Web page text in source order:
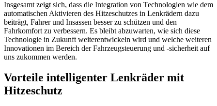
Insgesamt zeigt sich, dass die Integration von Technologien wie dem
automatischen Aktivieren des Hitzeschutzes in Lenkrädern dazu
beiträgt, Fahrer und Insassen besser zu schützen und den
Fahrkomfort zu verbessern. Es bleibt abzuwarten, wie sich diese
Technologie in Zukunft weiterentwickeln wird und welche weiteren
Innovationen im Bereich der Fahrzeugsteuerung und -sicherheit auf
uns zukommen werden.
Vorteile intelligenter Lenkräder mit
Hitzeschutz